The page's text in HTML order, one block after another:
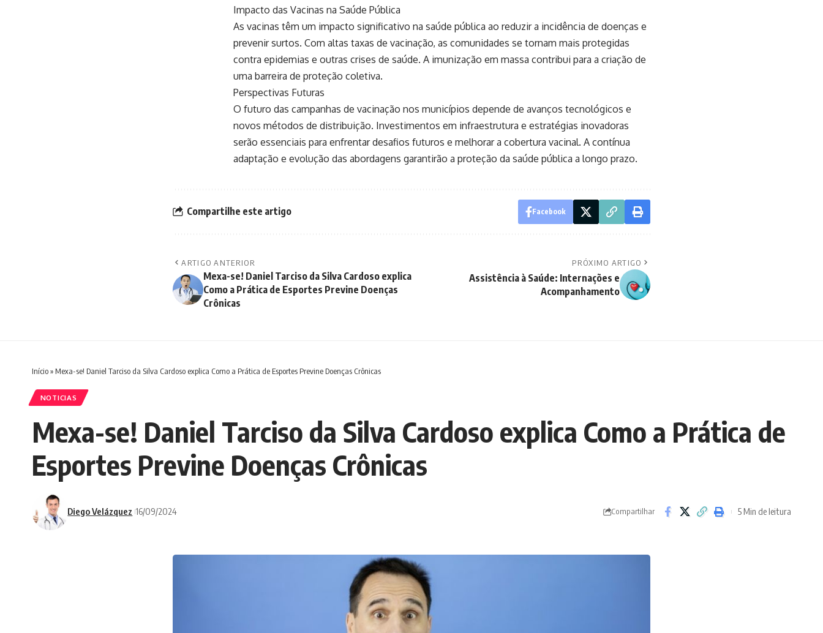
Impacto das Vacinas na Saúde Pública
As vacinas têm um impacto significativo na saúde pública ao reduzir a incidência de doenças e
prevenir surtos. Com altas taxas de vacinação, as comunidades se tornam mais protegidas
contra epidemias e outras crises de saúde. A imunização em massa contribui para a criação de
uma barreira de proteção coletiva.
Perspectivas Futuras
O futuro das campanhas de vacinação nos municípios depende de avanços tecnológicos e
novos métodos de distribuição. Investimentos em infraestrutura e estratégias inovadoras
serão essenciais para enfrentar desafios futuros e melhorar a cobertura vacinal. A contínua
adaptação e evolução das abordagens garantirão a proteção da saúde pública a longo prazo.
Compartilhe este artigo Facebook
ARTIGO ANTERIOR
Mexa-se! Daniel Tarciso da Silva Cardoso explica
Como a Prática de Esportes Previne Doenças
Crônicas
PRÓXIMO ARTIGO
Assistência à Saúde: Internações e
Acompanhamento
Início» Mexa-se! Daniel Tarciso da Silva Cardoso explica Como a Prática de Esportes Previne Doenças Crônicas
NOTICIAS
Mexa-se! Daniel Tarciso da Silva Cardoso explica Como a Prática de
Esportes Previne Doenças Crônicas
Diego Velázquez 16/09/2024 Compartilhar 5 Min de leitura